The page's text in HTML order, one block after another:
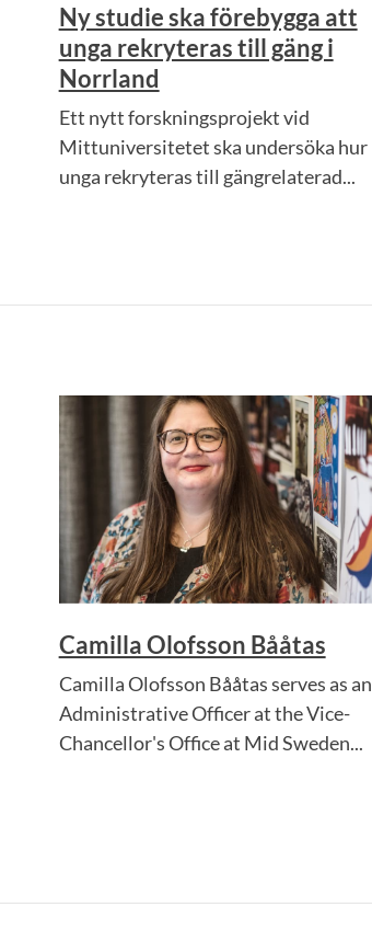
Ny studie ska förebygga att
unga rekryteras till gäng i
Norrland
Ett nytt forskningsprojekt vid
Mittuniversitetet ska undersöka hur
unga rekryteras till gängrelaterad...
Camilla Olofsson Bååtas
Camilla Olofsson Bååtas serves as an
Administrative Officer at the Vice-
Chancellor's Office at Mid Sweden...